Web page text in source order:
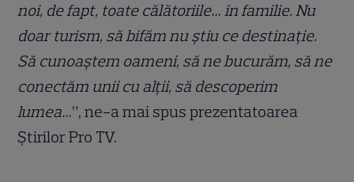
noi, de fapt, toate călătoriile… în familie. Nu
doar turism, să bifăm nu știu ce destinație.
Să cunoaștem oameni, să ne bucurăm, să ne
conectăm unii cu alții, să descoperim
lumea…”, ne-a mai spus prezentatoarea
Știrilor Pro TV.